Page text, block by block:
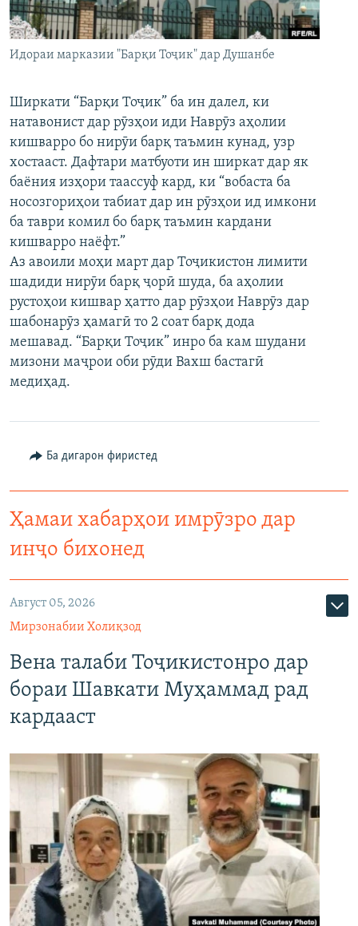
ГУЗОРИШҲОИ РАДИОӢ
Русский
Ҳамаи сомонаҳои RFE/RL
Идораи марказии "Барқи Тоҷик" дар Душанбе
Ширкати “Барқи Тоҷик” ба ин далел, ки
натавонист дар рӯзҳои иди Наврӯз аҳолии
кишварро бо нирӯи барқ таъмин кунад, узр
хостааст. Дафтари матбуоти ин ширкат дар як
баёния изҳори таассуф кард, ки “вобаста ба
носозгориҳои табиат дар ин рӯзҳои ид имкони
ба таври комил бо барқ таъмин кардани
кишварро наёфт.”
Аз авоили моҳи март дар Тоҷикистон лимити
шадиди нирӯи барқ ҷорӣ шуда, ба аҳолии
рустоҳои кишвар ҳатто дар рӯзҳои Наврӯз дар
шабонарӯз ҳамагӣ то 2 соат барқ дода
мешавад. “Барқи Тоҷик” инро ба кам шудани
мизони маҷрои оби рӯди Вахш бастагӣ
медиҳад.
Ба дигарон фиристед
Ҳамаи хабарҳои имрӯзро дар
инҷо бихонед
Август 05, 2026
Мирзонабии Холиқзод
Вена талаби Тоҷикистонро дар
бораи Шавкати Муҳаммад рад
кардааст